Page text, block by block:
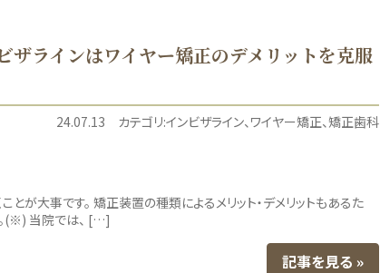
ザラインはワイヤー矯正のデメリットを克服
24.07.13 カテゴリ:インビザライン ワイヤー矯正 矯正歯科
が大事です。 矯正装置の種類によるメリット・デメリットもあるた
(※) 当院では、 […]
記事を見る